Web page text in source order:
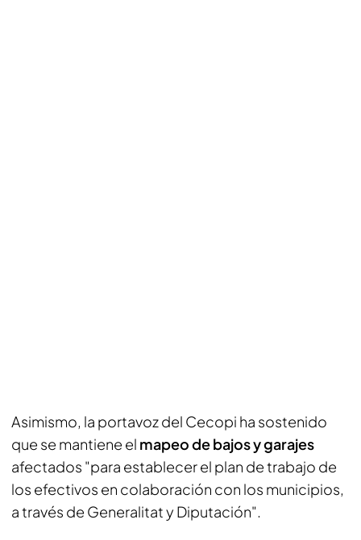
Asimismo, la portavoz del Cecopi ha sostenido
que se mantiene el mapeo de bajos y garajes
afectados "para establecer el plan de trabajo de
los efectivos en colaboración con los municipios,
a través de Generalitat y Diputación".